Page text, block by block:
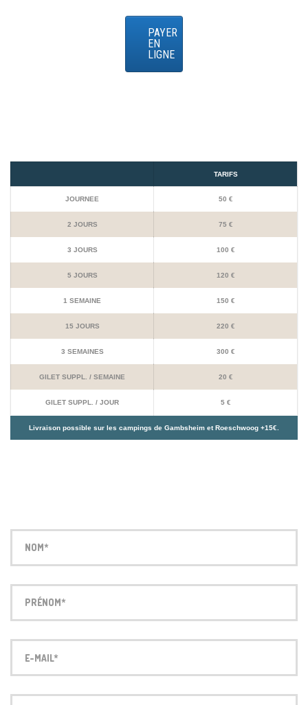
PAYER
EN
LIGNE
Livraison possible sur les campings de Gambsheim et Roeschwoog +15€.
TARIFS
JOURNEE 50 €
2 JOURS 75 €
3 JOURS 100 €
5 JOURS 120 €
1 SEMAINE 150 €
15 JOURS 220 €
3 SEMAINES 300 €
GILET SUPPL. / SEMAINE 20 €
GILET SUPPL. / JOUR 5 €